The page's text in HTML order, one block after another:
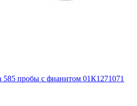
585 пробы с фианитом 01К1271071